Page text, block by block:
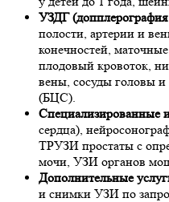
УЗДГ (допплерография
полости, артерии и
конечностей,
плодовый кровоток,
вены, сосуды головы
(БЦС).
Специализированные
сердца),
ТРУЗИ простаты с
мочи, УЗИ органов
Дополнительные
и снимки УЗИ по